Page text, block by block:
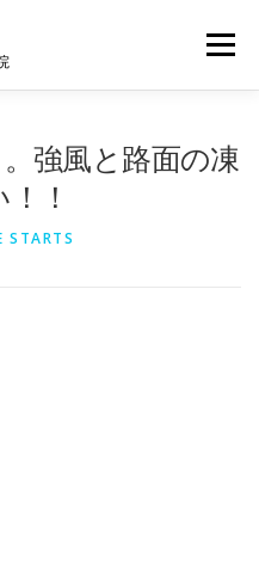
メニュー
強風と路面の凍
！
STARTS